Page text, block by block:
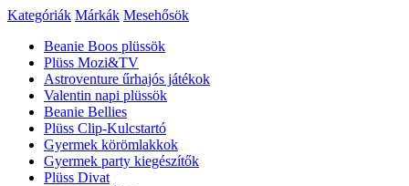
Kategóriák Márkák Mesehősök
Beanie Boos plüssök
Plüss Mozi&TV
Astroventure űrhajós játékok
Valentin napi plüssök
Beanie Bellies
Plüss Clip-Kulcstartó
Gyermek körömlakkok
Gyermek party kiegészítők
Plüss Divat